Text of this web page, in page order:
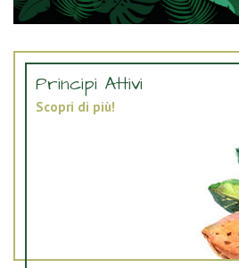
Principi Attivi
Scopri di più!